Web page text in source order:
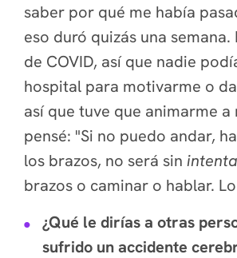
saber por qué me había
eso duró quizás una
de COVID, así que nadie
hospital para motivarme o
así que tuve que animarme a
pensé: "Si no puedo andar,
los brazos, no será sin
brazos o caminar o hablar. Lo
¿Qué le dirías a otras
sufrido un accidente